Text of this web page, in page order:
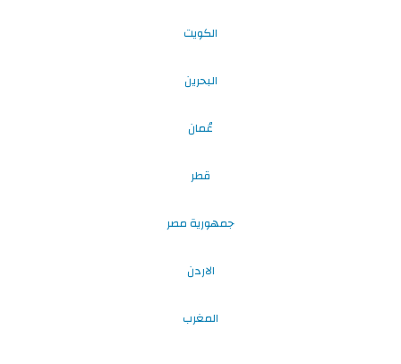
الكويت
البحرين
عُمان
قطر
جمهورية مصر
الاردن
المغرب